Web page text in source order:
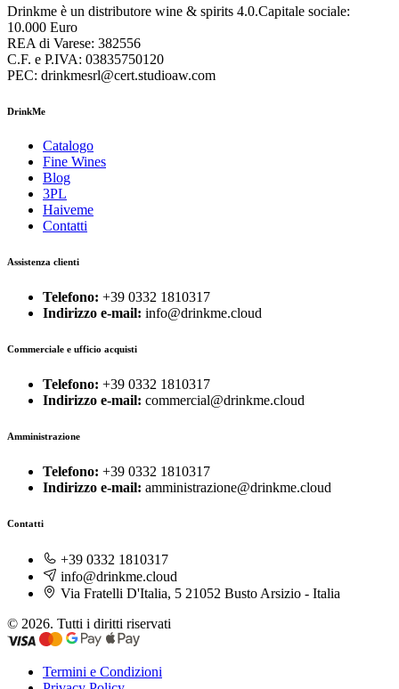
Drinkme è un distributore wine & spirits 4.0.Capitale sociale:
10.000 Euro
REA di Varese: 382556
C.F. e P.IVA: 03835750120
PEC: drinkmesrl@cert.studioaw.com
DrinkMe
Catalogo
Fine Wines
Blog
3PL
Haiveme
Contatti
Assistenza clienti
Telefono: +39 0332 1810317
Indirizzo e-mail: info@drinkme.cloud
Commerciale e ufficio acquisti
Telefono: +39 0332 1810317
Indirizzo e-mail: commercial@drinkme.cloud
Amministrazione
Telefono: +39 0332 1810317
Indirizzo e-mail: amministrazione@drinkme.cloud
Contatti
+39 0332 1810317
info@drinkme.cloud
Via Fratelli D'Italia, 5 21052 Busto Arsizio - Italia
© 2026. Tutti i diritti riservati
Termini e Condizioni